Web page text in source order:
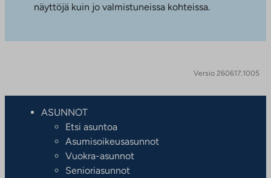
näyttöjä kuin jo valmistuneissa kohteissa.
Versio 260617.1005
ASUNNOT
Etsi asuntoa
Asumisoikeusasunnot
Vuokra-asunnot
Senioriasunnot